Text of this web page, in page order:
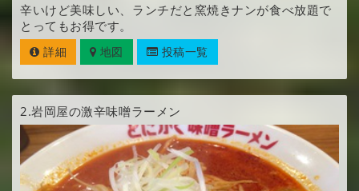
辛いけど美味しい、ランチだと窯焼きナンが食べ放題で
とってもお得です。
詳細 地図 投稿一覧
2.岩岡屋の激辛味噌ラーメン